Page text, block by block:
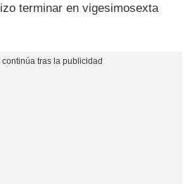
terminar en vigesimosexta